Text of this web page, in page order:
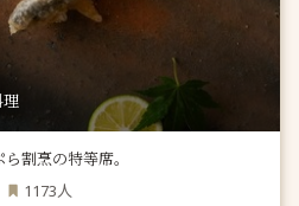
割烹の特等席。
1173人